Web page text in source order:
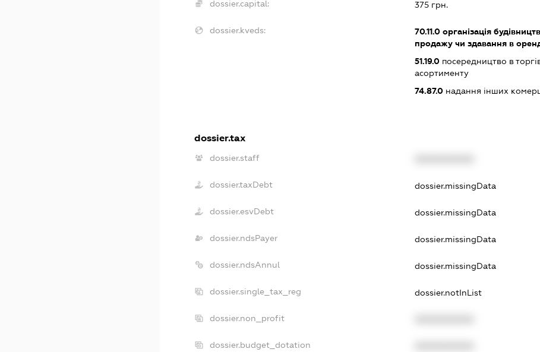
dossier.capital: 375 грн.
dossier.kveds: 70.11.0організація
продажу чи здавання в
51.19.0посередництво в
асортименту
74.87.0надання інших
dossier.tax
dossier.staff
dossier.taxDebt dossier.missingData
dossier.esvDebt dossier.missingData
dossier.ndsPayer dossier.missingData
dossier.ndsAnnul dossier.missingData
dossier.single_tax_reg dossier.notInList
dossier.non_profit
dossier.budget_dotation